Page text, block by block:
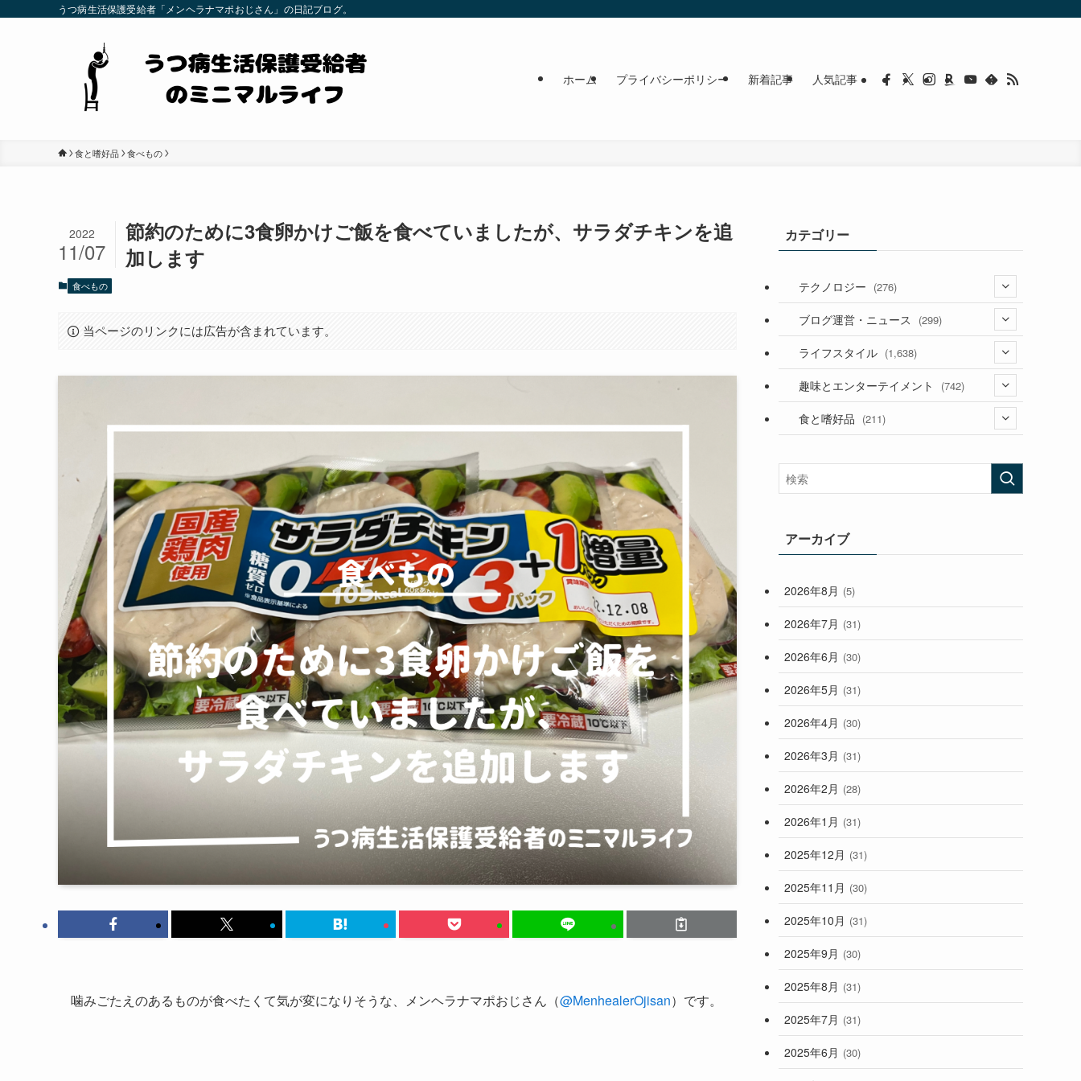
うつ病生活保護受給者「メンヘラナマポおじさん」の日記ブログ。
ホーム プライバシーポリシー 新着記事 人気記事
食と嗜好品 食べもの
節約のために3食卵かけご飯を食べていましたが、サラダチキンを追
加します
2022
11/07
食べもの
当ページのリンクには広告が含まれています。
噛みごたえのあるものが食べたくて気が変になりそうな、メンヘラナマポおじさん（@MenhealerOjisan）です。
カテゴリー
テクノロジー (276)
(36)
(187)
(53)
ブログ運営・ニュース (299)
(118)
(181)
ライフスタイル (1,638)
(394)
(282)
(33)
(248)
趣味とエンターテイメント (742)
(56)
(472)
食と嗜好品 (211)
アーカイブ
2026年8月 (5)
2026年7月 (31)
2026年6月 (30)
2026年5月 (31)
2026年4月 (30)
2026年3月 (31)
2026年2月 (28)
2026年1月 (31)
2025年12月 (31)
2025年11月 (30)
2025年10月 (31)
2025年9月 (30)
2025年8月 (31)
2025年7月 (31)
2025年6月 (30)